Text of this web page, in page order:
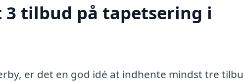
tilbud på tapetsering i
er det en god idé at indhente mindst tre